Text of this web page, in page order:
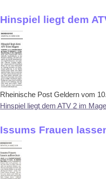
Hinspiel liegt dem
Rheinische Post Geldern vom
Hinspiel liegt dem ATV 2 im
Issums Frauen